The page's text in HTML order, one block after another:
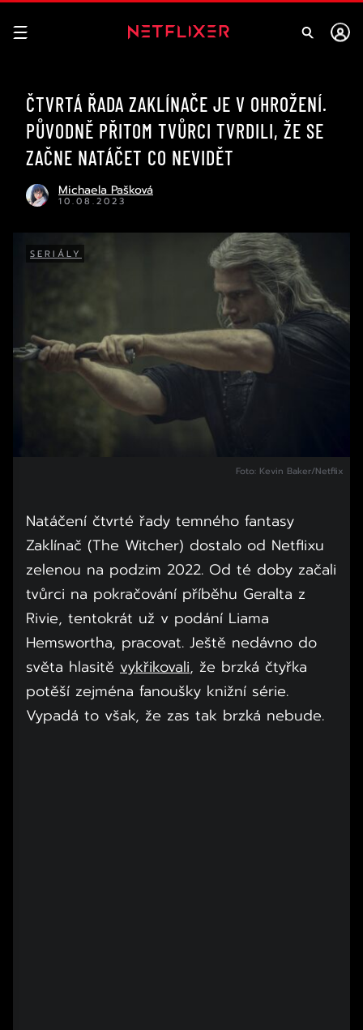
ČTVRTÁ ŘADA ZAKLÍNAČE JE V OHROŽENÍ.
PŮVODNĚ PŘITOM TVŮRCI TVRDILI, ŽE SE
ZAČNE NATÁČET CO NEVIDĚT
Michaela Pašková
10.08.2023
SERIÁLY
Foto: Kevin Baker/Netflix
Natáčení čtvrté řady temného fantasy
Zaklínač (The Witcher) dostalo od Netflixu
zelenou na podzim 2022. Od té doby začali
tvůrci na pokračování příběhu Geralta z
Rivie, tentokrát už v podání Liama
Hemswortha, pracovat. Ještě nedávno do
světa hlasitě vykřikovali, že brzká čtyřka
potěší zejména fanoušky knižní série.
Vypadá to však, že zas tak brzká nebude.